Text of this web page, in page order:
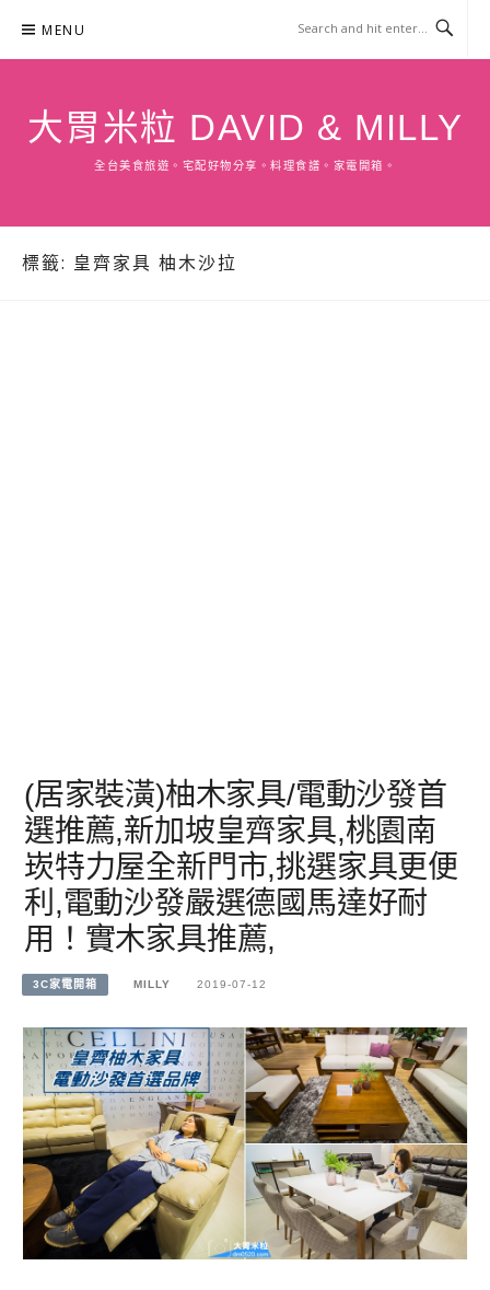
content
MENU
大胃米粒 DAVID & MILLY
全台美食旅遊。宅配好物分享。料理食譜。家電開箱。
標籤: 皇齊家具 柚木沙拉
(居家裝潢)柚木家具/電動沙發首
選推薦,新加坡皇齊家具,桃園南
崁特力屋全新門市,挑選家具更便
利,電動沙發嚴選德國馬達好耐
用！實木家具推薦,
3C家電開箱 MILLY 2019-07-12